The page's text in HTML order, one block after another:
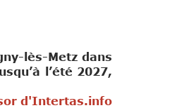
lès-Metz dans
l’été 2027,
d'Intertas.info